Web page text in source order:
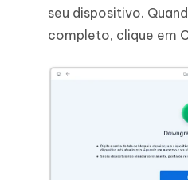
seu dispositivo.
completo, clique em